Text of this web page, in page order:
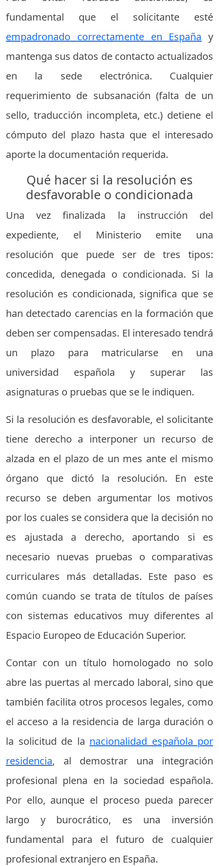
fundamental que el solicitante esté
empadronado correctamente en España y
mantenga sus datos de contacto actualizados
en la sede electrónica. Cualquier
requerimiento de subsanación (falta de un
sello, traducción incompleta, etc.) detiene el
cómputo del plazo hasta que el interesado
aporte la documentación requerida.
Qué hacer si la resolución es
desfavorable o condicionada
Una vez finalizada la instrucción del
expediente, el Ministerio emite una
resolución que puede ser de tres tipos:
concedida, denegada o condicionada. Si la
resolución es condicionada, significa que se
han detectado carencias en la formación que
deben ser compensadas. El interesado tendrá
un plazo para matricularse en una
universidad española y superar las
asignaturas o pruebas que se le indiquen.
Si la resolución es desfavorable, el solicitante
tiene derecho a interponer un recurso de
alzada en el plazo de un mes ante el mismo
órgano que dictó la resolución. En este
recurso se deben argumentar los motivos
por los cuales se considera que la decisión no
es ajustada a derecho, aportando si es
necesario nuevas pruebas o comparativas
curriculares más detalladas. Este paso es
común cuando se trata de títulos de países
con sistemas educativos muy diferentes al
Espacio Europeo de Educación Superior.
Contar con un título homologado no solo
abre las puertas al mercado laboral, sino que
también facilita otros procesos legales, como
el acceso a la residencia de larga duración o
la solicitud de la nacionalidad española por
residencia, al demostrar una integración
profesional plena en la sociedad española.
Por ello, aunque el proceso pueda parecer
largo y burocrático, es una inversión
fundamental para el futuro de cualquier
profesional extranjero en España.